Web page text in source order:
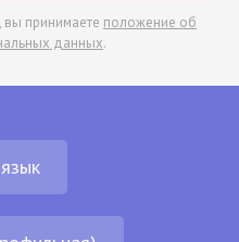
вы принимаете положение об
данных.